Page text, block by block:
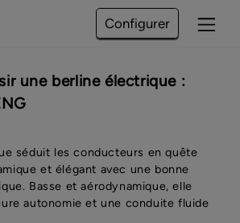
Configurer
une berline électrique :
séduit les conducteurs en quête
et élégant avec une bonne
Basse et aérodynamique, elle
autonomie et une conduite fluide